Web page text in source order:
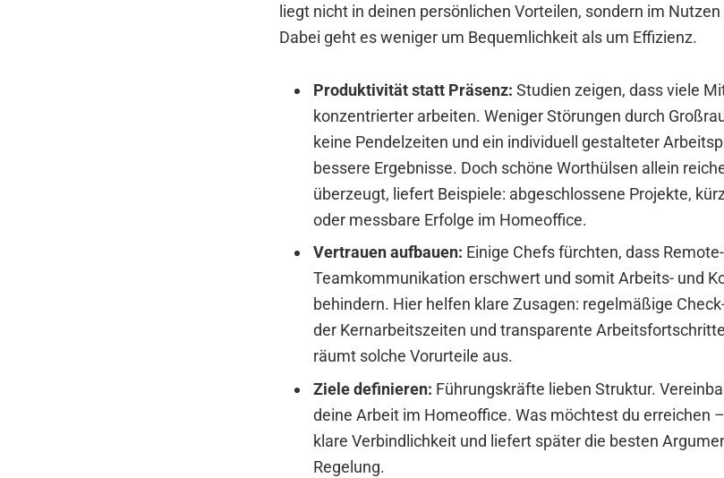
liegt nicht in deinen persönlichen Vorteilen, sondern im
Dabei geht es weniger um Bequemlichkeit als um Effizienz.
Produktivität statt Präsenz: Studien zeigen, dass viele
konzentrierter arbeiten. Weniger Störungen durch
keine Pendelzeiten und ein individuell gestalteter
bessere Ergebnisse. Doch schöne Worthülsen allein
überzeugt, liefert Beispiele: abgeschlossene Projekte,
oder messbare Erfolge im Homeoffice.
Vertrauen aufbauen: Einige Chefs fürchten, dass
Teamkommunikation erschwert und somit Arbeits- und
behindern. Hier helfen klare Zusagen: regelmäßige
der Kernarbeitszeiten und transparente
räumt solche Vorurteile aus.
Ziele definieren: Führungskräfte lieben Struktur.
deine Arbeit im Homeoffice. Was möchtest du erreichen
klare Verbindlichkeit und liefert später die besten
Regelung.